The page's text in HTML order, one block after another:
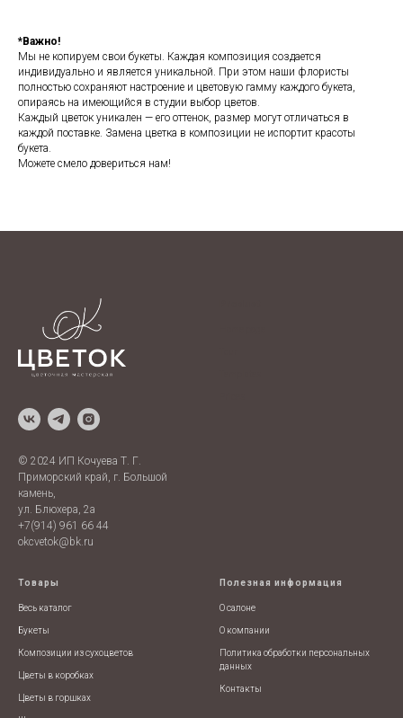
*Важно!
Мы не копируем свои букеты. Каждая композиция создается
индивидуально и является уникальной. При этом наши флористы
полностью сохраняют настроение и цветовую гамму каждого букета,
опираясь на имеющийся в студии выбор цветов.
Каждый цветок уникален — его оттенок, размер могут отличаться в
каждой поставке. Замена цветка в композиции не испортит красоты
букета.
Можете смело довериться нам!
© 2024 ИП Кочуева Т. Г.
Приморский край, г. Большой
камень,
ул. Блюхера, 2а
+7(914) 961 66 44
okcvetok@bk.ru
Товары
Весь каталог
Букеты
Композиции из сухоцветов
Цветы в коробках
Цветы в горшках
Полезная информация
О салоне
О компании
Политика обработки персональных
данных
Контакты